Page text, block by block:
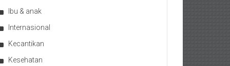
Ibu & anak
Internasional
Kecantikan
Kesehatan